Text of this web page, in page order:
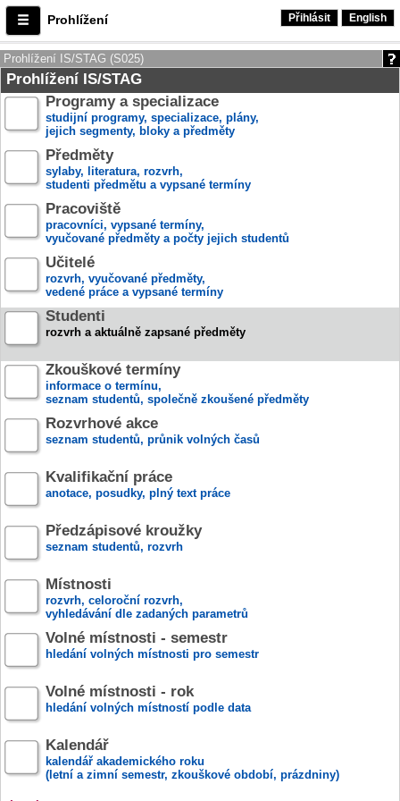
Prohlížení Přihlásit English
Prohlížení IS/STAG (S025)
Prohlížení IS/STAG
Programy a specializace
studijní programy, specializace, plány,
jejich segmenty, bloky a předměty
Předměty
sylaby, literatura, rozvrh,
studenti předmětu a vypsané termíny
Pracoviště
pracovníci, vypsané termíny,
vyučované předměty a počty jejich studentů
Učitelé
rozvrh, vyučované předměty,
vedené práce a vypsané termíny
Studenti
rozvrh a aktuálně zapsané předměty
Zkouškové termíny
informace o termínu,
seznam studentů, společně zkoušené předměty
Rozvrhové akce
seznam studentů, průnik volných časů
Kvalifikační práce
anotace, posudky, plný text práce
Předzápisové kroužky
seznam studentů, rozvrh
Místnosti
rozvrh, celoroční rozvrh,
vyhledávání dle zadaných parametrů
Volné místnosti - semestr
hledání volných místnosti pro semestr
Volné místnosti - rok
hledání volných místností podle data
Kalendář
kalendář akademického roku
(letní a zimní semestr, zkouškové období, prázdniny)